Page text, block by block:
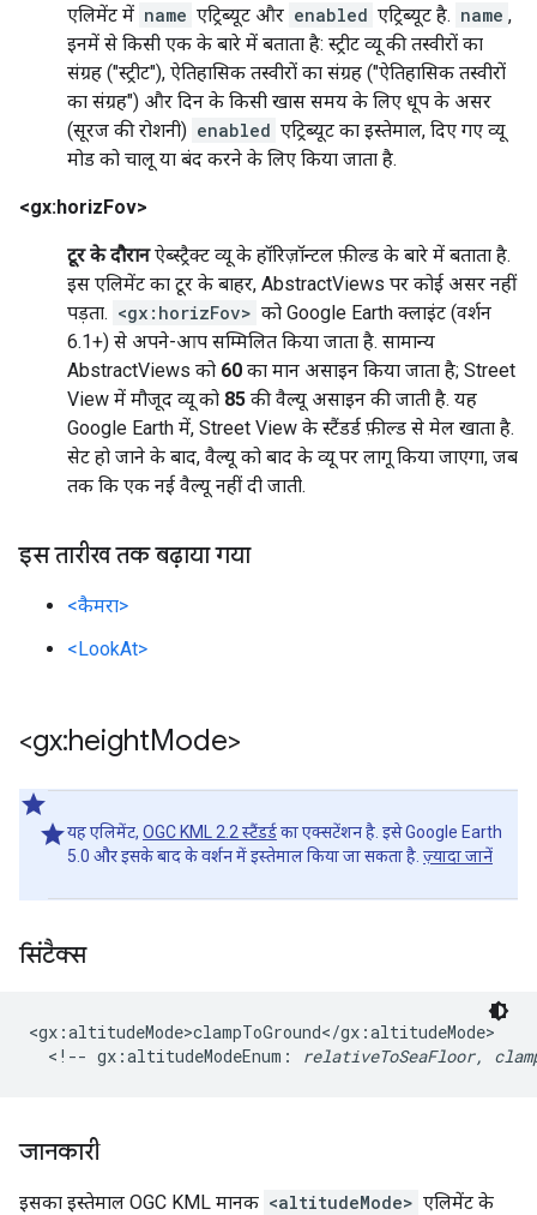
एलिमेंट में name एट्रिब्यूट और enabled एट्रिब्यूट है. name ,
इनमें से किसी एक के बारे में बताता है: स्ट्रीट व्यू की तस्वीरों का
संग्रह ("स्ट्रीट"), ऐतिहासिक तस्वीरों का संग्रह ("ऐतिहासिक तस्वीरों
का संग्रह") और दिन के किसी खास समय के लिए धूप के असर
(सूरज की रोशनी) enabled एट्रिब्यूट का इस्तेमाल, दिए गए व्यू
मोड को चालू या बंद करने के लिए किया जाता है.
<gx:horizFov>
टूर के दौरानऐब्स्ट्रैक्ट व्यू के हॉरिज़ॉन्टल फ़ील्ड के बारे में बताता है.
इस एलिमेंट का टूर के बाहर, AbstractViews पर कोई असर नहीं
पड़ता. <gx:horizFov> को Google Earth क्लाइंट (वर्शन
6.1+) से अपने-आप सम्मिलित किया जाता है. सामान्य
AbstractViews को 60 का मान असाइन किया जाता है; Street
View में मौजूद व्यू को 85 की वैल्यू असाइन की जाती है. यह
Google Earth में, Street View के स्टैंडर्ड फ़ील्ड से मेल खाता है.
सेट हो जाने के बाद, वैल्यू को बाद के व्यू पर लागू किया जाएगा, जब
तक कि एक नई वैल्यू नहीं दी जाती.
इस तारीख तक बढ़ाया गया
<कैमरा>
<LookAt>
<gx:heightMode>
यह एलिमेंट, OGC KML 2.2 स्टैंडर्डका एक्सटेंशन है. इसे Google Earth
5.0 और इसके बाद के वर्शन में इस्तेमाल किया जा सकता है. ज़्यादा जानें
सिंटैक्स
<gx:altitudeMode>clampToGround</gx:altitudeMode>
  <!-- gx:altitudeModeEnum:
relativeToSeaFloor,
जानकारी
इसका इस्तेमाल OGC KML मानक <altitudeMode> एलिमेंट के